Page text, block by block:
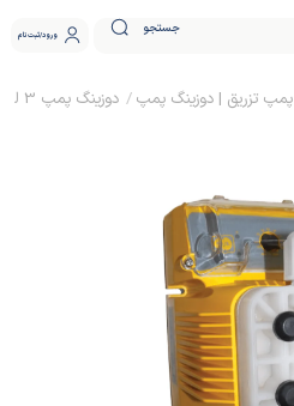
جستجو ورود ثبت نام
پمپ تزریق | دوزینگ پمپ دوزینگ پمپ 3 لیتر 18 بار آنالوگ اینجکتا ایتالیا مدل ATHENA BX.1